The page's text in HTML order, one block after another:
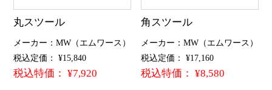
丸スツール
メーカー：MW（エムワース）
税込定価： ¥15,840
税込特価： ¥7,920
角スツール
メーカー：MW（エムワース）
税込定価： ¥17,160
税込特価： ¥8,580